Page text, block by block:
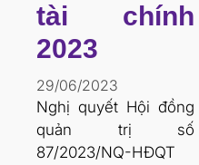
tài chính
2023
29/06/2023
Nghị quyết Hội đồng
quản trị số
87/2023/NQ-HĐQT